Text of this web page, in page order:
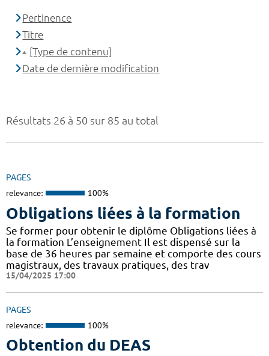
Résultats 26 à 50 sur 85 au total
PAGES
relevance: 100%
Obligations liées à la formation
Se former pour obtenir le diplôme Obligations liées à
la formation L’enseignement Il est dispensé sur la
base de 36 heures par semaine et comporte des cours
magistraux, des travaux pratiques, des trav
15/04/2025 17:00
PAGES
relevance: 100%
Obtention du DEAS
Pertinence
Titre
[Type de contenu]
Date de dernière modification